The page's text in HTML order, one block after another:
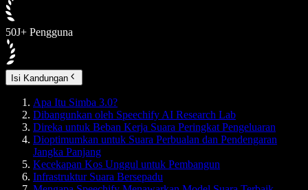
50J+ Pengguna
Isi Kandungan
Apa Itu Simba 3.0?
Dibangunkan oleh Speechify AI Research Lab
Direka untuk Beban Kerja Suara Peringkat Pengeluaran
Dioptimumkan untuk Suara Perbualan dan Pendengaran
Jangka Panjang
Kecekapan Kos Unggul untuk Pembangun
Infrastruktur Suara Bersepadu